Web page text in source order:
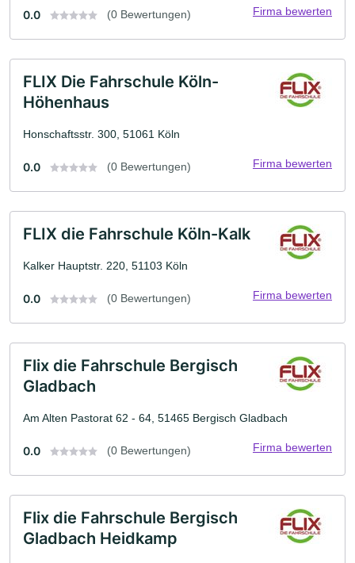
0.0 (0 Bewertungen) Firma bewerten
FLIX Die Fahrschule Köln-
Höhenhaus
Honschaftsstr. 300, 51061 Köln
0.0 (0 Bewertungen) Firma bewerten
FLIX die Fahrschule Köln-Kalk
Kalker Hauptstr. 220, 51103 Köln
0.0 (0 Bewertungen) Firma bewerten
Flix die Fahrschule Bergisch
Gladbach
Am Alten Pastorat 62 - 64, 51465 Bergisch Gladbach
0.0 (0 Bewertungen) Firma bewerten
Flix die Fahrschule Bergisch
Gladbach Heidkamp